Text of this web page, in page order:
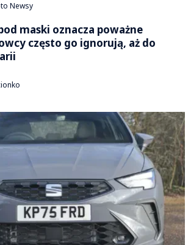
Newsy
maski oznacza poważne
często go ignorują, aż do